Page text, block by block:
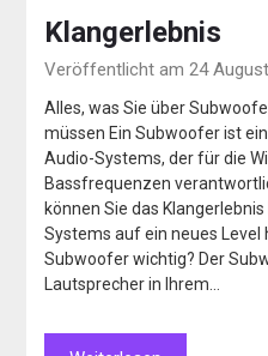
Klangerlebnis
Veröffentlicht am 24
Alles, was Sie über
müssen Ein Subwoofer ist
Audio-Systems, der für die
Bassfrequenzen
können Sie das
Systems auf ein neues Level
Subwoofer wichtig? Der
Lautsprecher in Ihrem…